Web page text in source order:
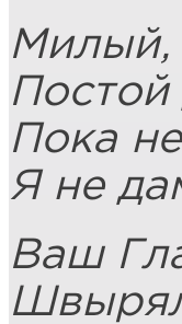
Милый,
Постой
Пока
Я не
Ваш